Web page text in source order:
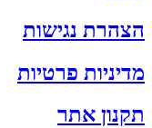
הצהרת נגישות
מדיניות פרטיות
תקנון אתר